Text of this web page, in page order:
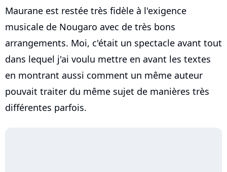
Maurane est restée très fidèle à l'exigence
musicale de Nougaro avec de très bons
arrangements. Moi, c'était un spectacle avant tout
dans lequel j'ai voulu mettre en avant les textes
en montrant aussi comment un même auteur
pouvait traiter du même sujet de manières très
différentes parfois.